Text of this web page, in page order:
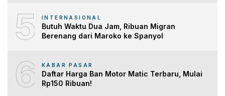
5
INTERNASIONAL
Butuh Waktu Dua Jam, Ribuan Migran
Berenang dari Maroko ke Spanyol
6 KABAR PASAR
Daftar Harga Ban Motor Matic Terbaru, Mulai
Rp150 Ribuan!